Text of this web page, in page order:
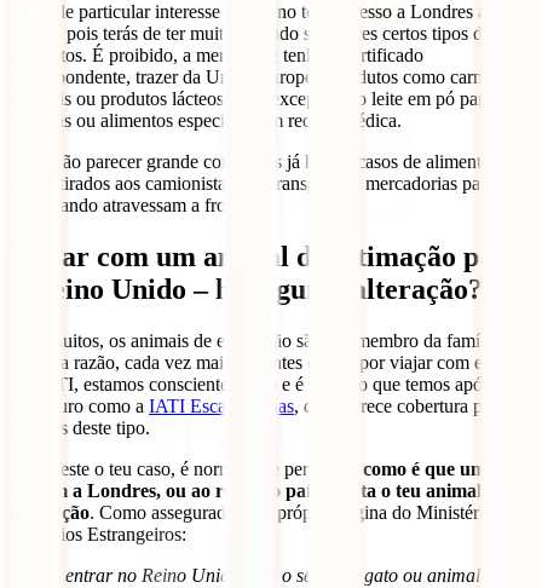
Isto é de particular interesse para ti no teu regresso a Londres após o
Brexit, pois terás de ter muito cuidado se levares certos tipos de
alimentos. É proibido, a menos que tenha o certificado
correspondente, trazer da União Europeia produtos como carne,
vegetais ou produtos lácteos; com excepção do leite em pó para
crianças ou alimentos especiais com receita médica.
Pode não parecer grande coisa, mas já houve casos de alimentos a
serem tirados aos camionistas que transportam mercadorias para a
UE quando atravessam a fronteira.
Viajar com um animal de estimação para
o Reino Unido – há alguma alteração?
Para muitos, os animais de estimação são um membro da família e,
por esta razão, cada vez mais viajantes optam por viajar com eles.
Na IATI, estamos conscientes disto e é por isso que temos apólices
de seguro como a IATI Escapadinhas, que oferece cobertura para
viagens deste tipo.
Se for este o teu caso, é normal que perguntes como é que uma
viagem a Londres, ou ao resto do país, afecta o teu animal de
estimação. Como assegurado pela própria página do Ministério dos
Negócios Estrangeiros:
“Pode entrar no Reino Unido com o seu cão, gato ou animal de